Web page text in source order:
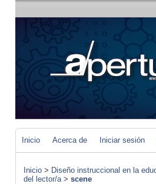
Inicio Acerca de Iniciar sesión
Inicio > Diseño instruccional en la
del lector/a> scene